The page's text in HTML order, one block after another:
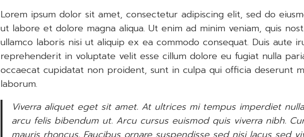
Lorem ipsum dolor sit amet, consectetur adipiscing elit, sed do
ut labore et dolore magna aliqua. Ut enim ad minim veniam, quis
ullamco laboris nisi ut aliquip ex ea commodo consequat. Duis aute
reprehenderit in voluptate velit esse cillum dolore eu fugiat nulla
occaecat cupidatat non proident, sunt in culpa qui officia deserunt
laborum.
Viverra aliquet eget sit amet. At ultrices mi tempus imperdiet
arcu felis bibendum ut. Arcu cursus euismod quis viverra nibh.